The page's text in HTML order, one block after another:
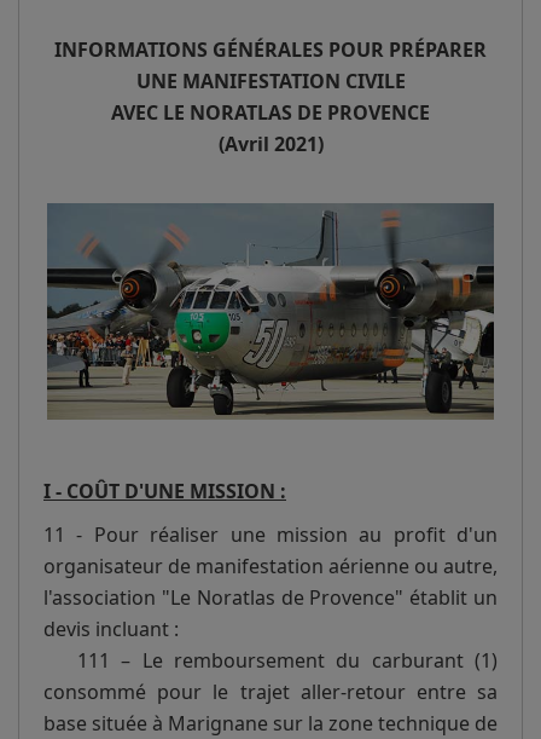
INFORMATIONS GÉNÉRALES POUR PRÉPARER
UNE MANIFESTATION CIVILE
AVEC LE NORATLAS DE PROVENCE
(Avril 2021)
I - COÛT D'UNE MISSION :
11 - Pour réaliser une mission au profit d'un
organisateur de manifestation aérienne ou autre,
l'association "Le Noratlas de Provence" établit un
devis incluant :
111 – Le remboursement du carburant (1)
consommé pour le trajet aller-retour entre sa
base située à Marignane sur la zone technique de